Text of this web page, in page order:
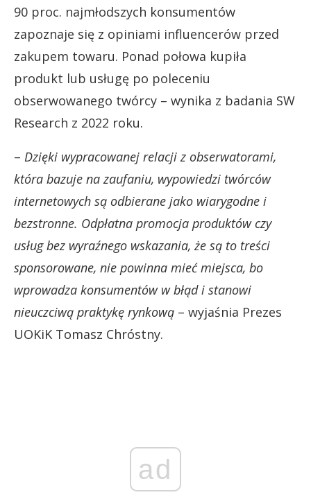
90 proc. najmłodszych konsumentów
zapoznaje się z opiniami influencerów przed
zakupem towaru. Ponad połowa kupiła
produkt lub usługę po poleceniu
obserwowanego twórcy – wynika z badania SW
Research z 2022 roku.
– Dzięki wypracowanej relacji z obserwatorami,
która bazuje na zaufaniu, wypowiedzi twórców
internetowych są odbierane jako wiarygodne i
bezstronne. Odpłatna promocja produktów czy
usług bez wyraźnego wskazania, że są to treści
sponsorowane, nie powinna mieć miejsca, bo
wprowadza konsumentów w błąd i stanowi
nieuczciwą praktykę rynkową – wyjaśnia Prezes
UOKiK Tomasz Chróstny.
ad